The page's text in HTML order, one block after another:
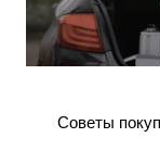
Советы